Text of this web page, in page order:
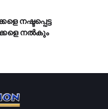
നഷ്ടപ്പെട്ട
നല്‍കും